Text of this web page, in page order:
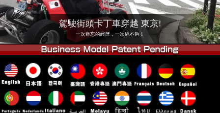
東京秋葉原#2 東京澀谷
東京澀谷附屬 東京灣
東京淺草 大阪
駕駛街頭卡丁車穿越 東京!
一次難忘的經歷，一次絕不夠！